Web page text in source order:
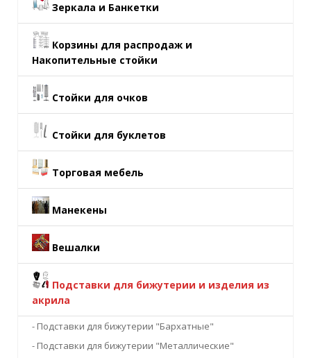
Зеркала и Банкетки
Корзины для распродаж и
Накопительные стойки
Стойки для очков
Стойки для буклетов
Торговая мебель
Манекены
Вешалки
Подставки для бижутерии и изделия из
акрила
- Подставки для бижутерии "Бархатные"
- Подставки для бижутерии "Металлические"